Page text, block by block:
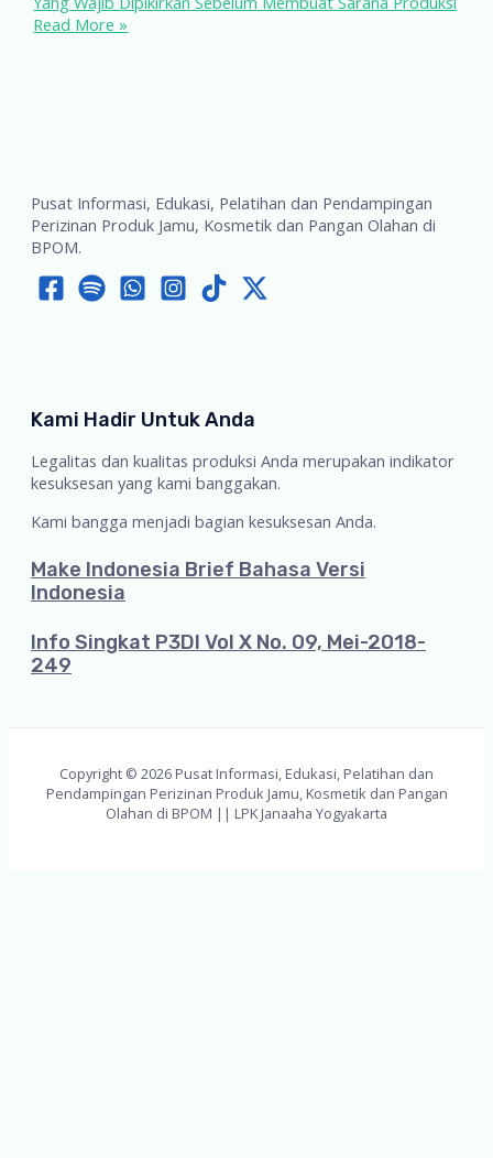
Read More »
Pusat Informasi, Edukasi, Pelatihan dan Pendampingan
Perizinan Produk Jamu, Kosmetik dan Pangan Olahan di
BPOM.
Kami Hadir Untuk Anda
Legalitas dan kualitas produksi Anda merupakan indikator
kesuksesan yang kami banggakan.
Kami bangga menjadi bagian kesuksesan Anda.
Make Indonesia Brief Bahasa Versi
Indonesia
Info Singkat P3DI Vol X No. 09, Mei-2018-
249
Copyright © 2026 Pusat Informasi, Edukasi, Pelatihan dan
Pendampingan Perizinan Produk Jamu, Kosmetik dan Pangan
Olahan di BPOM || LPK Janaaha Yogyakarta